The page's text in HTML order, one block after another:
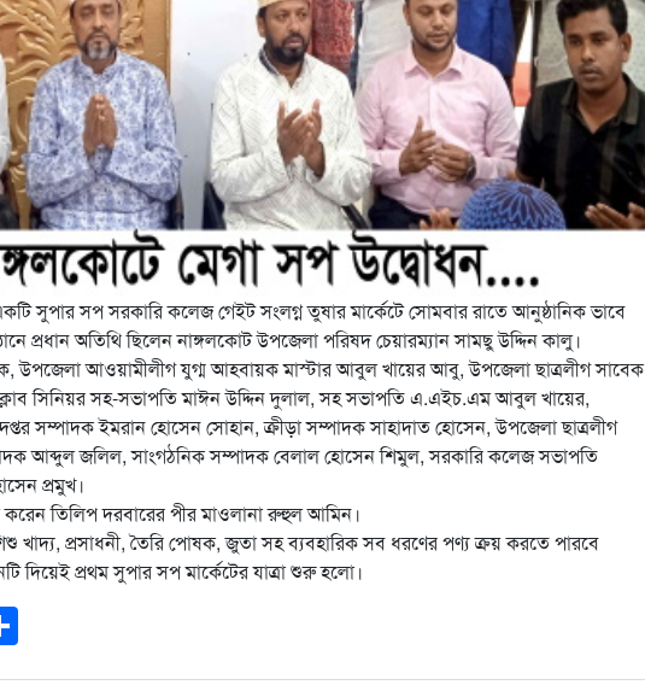
সুপার সপ সরকারি কলেজ গেইট সংলগ্ন তুষার মার্কেটে সোমবার রাতে আনুষ্ঠানিক ভাবে
প্রধান অতিথি ছিলেন নাঙ্গলকোট উপজেলা পরিষদ চেয়ারম্যান সামছু উদ্দিন কালু।
উপজেলা আওয়ামীলীগ যুগ্ম আহবায়ক মাস্টার আবুল খায়ের আবু, উপজেলা ছাত্রলীগ সাবেক
সিনিয়র সহ-সভাপতি মাঈন উদ্দিন দুলাল, সহ সভাপতি এ.এইচ.এম আবুল খায়ের,
সম্পাদক ইমরান হোসেন সোহান, ক্রীড়া সম্পাদক সাহাদাত হোসেন, উপজেলা ছাত্রলীগ
আব্দুল জলিল, সাংগঠনিক সম্পাদক বেলাল হোসেন শিমুল, সরকারি কলেজ সভাপতি
প্রমুখ।
করেন তিলিপ দরবারের পীর মাওলানা রুহুল আমিন।
খাদ্য, প্রসাধনী, তৈরি পোষক, জুতা সহ ব্যবহারিক সব ধরণের পণ্য ক্রয় করতে পারবে
দিয়েই প্রথম সুপার সপ মার্কেটের যাত্রা শুরু হলো।